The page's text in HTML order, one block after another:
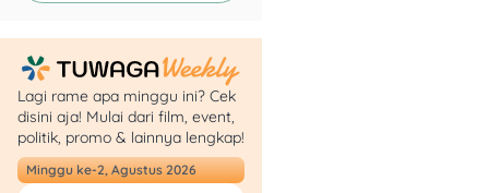
dapet konfirmasi⏳
Cek kode
booking/e-ticket–
Simpan baik-baik, ini
bakal jadi tiket resmi
kamu!📲
Lagi rame apa minggu ini? Cek
disini aja! Mulai dari film, event,
politik, promo & lainnya lengkap!
Minggu ke-2, Agustus 2026